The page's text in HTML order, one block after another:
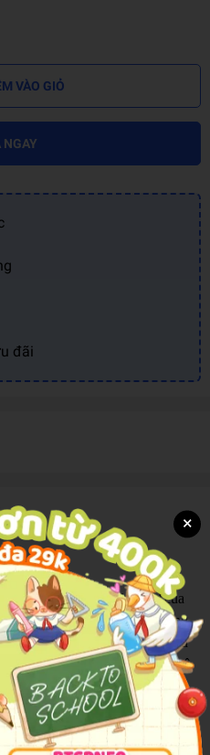
VÀO GIỎ
NGAY
đãi
thích nông sản hữu cơ của
rau xanh mướt với hương
Bí quyết để ông bà Cúc Cu
sâu nằm ở những cộng sự vô
Sâu.
đến nông trại để xin gia nhập
×